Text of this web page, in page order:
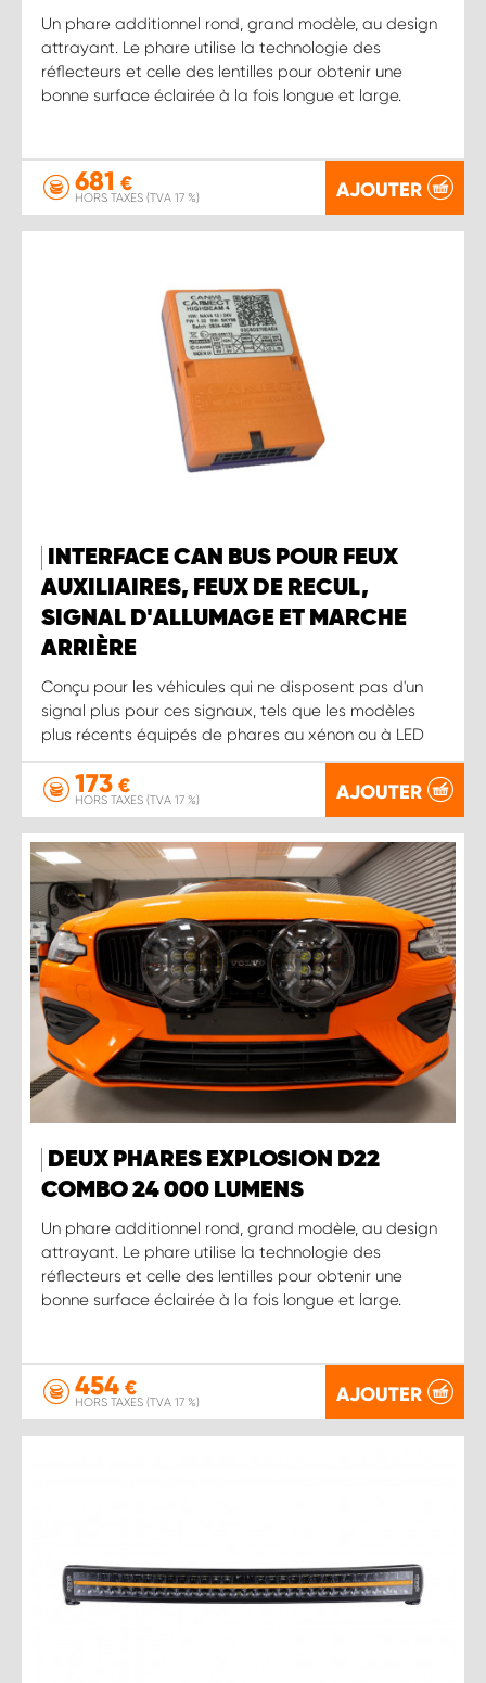
Un phare additionnel rond, grand modèle, au design
attrayant. Le phare utilise la technologie des
réflecteurs et celle des lentilles pour obtenir une
bonne surface éclairée à la fois longue et large.
681 €
HORS TAXES (TVA 17 %) AJOUTER
INTERFACE CAN BUS POUR FEUX
AUXILIAIRES, FEUX DE RECUL,
SIGNAL D'ALLUMAGE ET MARCHE
ARRIÈRE
Conçu pour les véhicules qui ne disposent pas d'un
signal plus pour ces signaux, tels que les modèles
plus récents équipés de phares au xénon ou à LED
173 €
HORS TAXES (TVA 17 %) AJOUTER
DEUX PHARES EXPLOSION D22
COMBO 24 000 LUMENS
Un phare additionnel rond, grand modèle, au design
attrayant. Le phare utilise la technologie des
réflecteurs et celle des lentilles pour obtenir une
bonne surface éclairée à la fois longue et large.
454 €
HORS TAXES (TVA 17 %) AJOUTER